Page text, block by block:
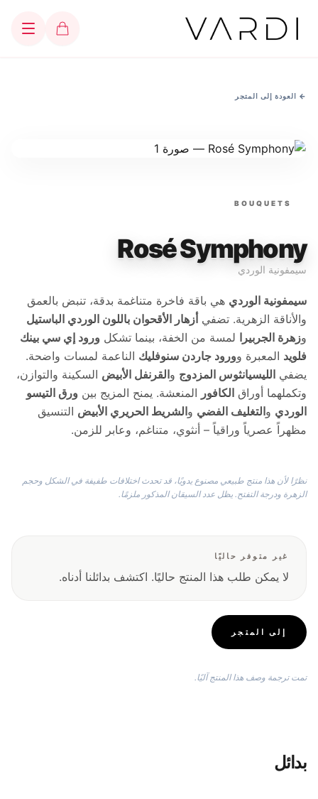
← العودة إلى المتجر
BOUQUETS
Rosé Symphony
سيمفونية الوردي
سيمفونية الوردي هي باقة فاخرة متناغمة بدقة، تنبض بالعمق
والأناقة الزهرية. تضفي أزهار الأقحوان باللون الوردي الباستيل
وزهرة الجربيرا لمسة من الخفة، بينما تشكل ورود إي سي بينك
فلويد المعبرة وورود جاردن سنوفليك الناعمة لمسات واضحة.
يضفي الليسيانثوس المزدوج والقرنفل الأبيض السكينة والتوازن،
وتكملهما أوراق الكافور المنعشة. يمنح المزيج بين ورق التيسو
الوردي والتغليف الفضي والشريط الحريري الأبيض التنسيق
مظهراً عصرياً وراقياً – أنثوي، متناغم، وعابر للزمن.
نظرًا لأن هذا منتج طبيعي مصنوع يدويًا، قد تحدث اختلافات طفيفة في الشكل وحجم
الزهرة ودرجة التفتح. يظل عدد السيقان المذكور ملزمًا.
غير متوفر حاليًا
لا يمكن طلب هذا المنتج حاليًا. اكتشف بدائلنا أدناه.
إلى المتجر
تمت ترجمة وصف هذا المنتج آليًا.
بدائل